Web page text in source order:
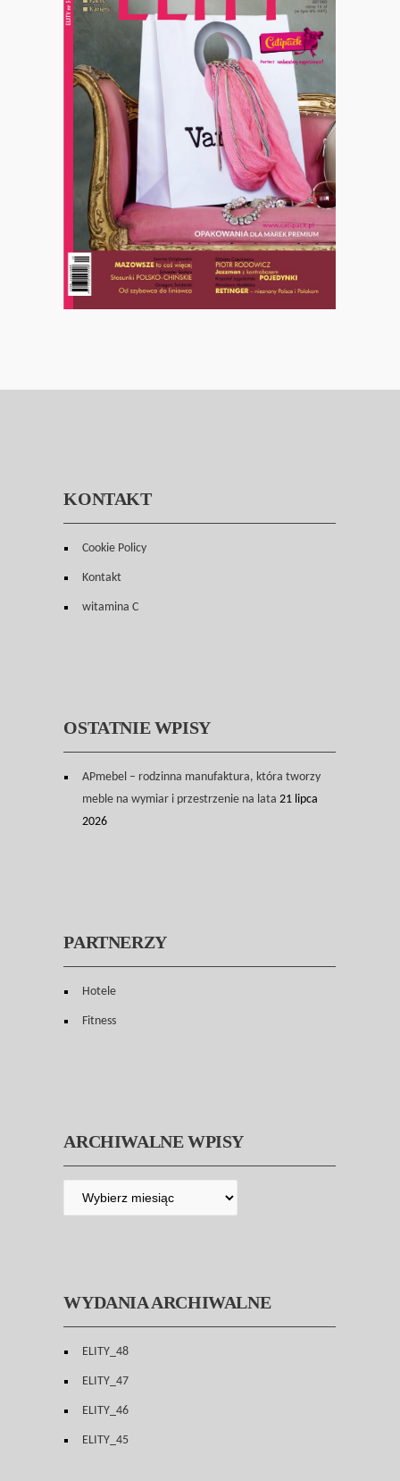
KONTAKT
Cookie Policy
Kontakt
witamina C
OSTATNIE WPISY
APmebel – rodzinna manufaktura, która tworzy
meble na wymiar i przestrzenie na lata 21 lipca
2026
PARTNERZY
Hotele
Fitness
ARCHIWALNE WPISY
WYDANIA ARCHIWALNE
ELITY_48
ELITY_47
ELITY_46
ELITY_45